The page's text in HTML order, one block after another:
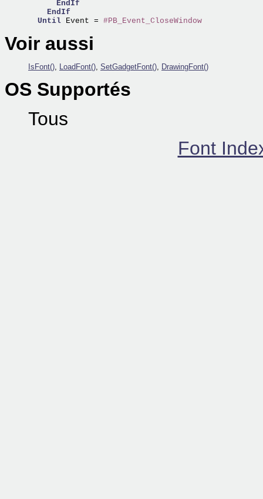
EndIf
EndIf
Until Event = #PB_Event_CloseWindow
Voir aussi
IsFont(), LoadFont(), SetGadgetFont(), DrawingFont()
OS Supportés
Tous
Font